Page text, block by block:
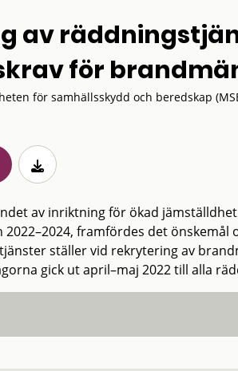
av
för
för samhällsskydd och beredskap
av inriktning för ökad
framfördes det önskemål
ställer vid rekrytering av
gick ut april–maj 2022 till alla